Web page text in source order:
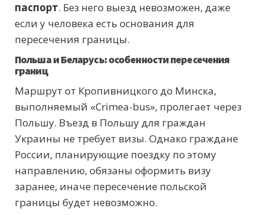
паспорт. Без него выезд невозможен, даже
если у человека есть основания для
пересечения границы.
Польша и Беларусь: особенности пересечения
границ
Маршрут от Кропивницкого до Минска,
выполняемый «Crimea-bus», пролегает через
Польшу. Въезд в Польшу для граждан
Украины не требует визы. Однако граждане
России, планирующие поездку по этому
направлению, обязаны оформить визу
заранее, иначе пересечение польской
границы будет невозможно.